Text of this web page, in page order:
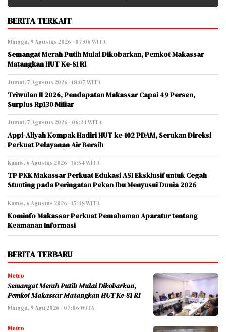
BERITA TERKAIT
Minggu, 9 Agustus 2026 - 07:06 WITA
Semangat Merah Putih Mulai Dikobarkan, Pemkot Makassar
Matangkan HUT Ke-81 RI
Jumat, 7 Agustus 2026 - 18:07 WITA
Triwulan II 2026, Pendapatan Makassar Capai 49 Persen,
Surplus Rp130 Miliar
Jumat, 7 Agustus 2026 - 06:24 WITA
Appi-Aliyah Kompak Hadiri HUT ke-102 PDAM, Serukan Direksi
Perkuat Pelayanan Air Bersih
Kamis, 6 Agustus 2026 - 16:54 WITA
TP PKK Makassar Perkuat Edukasi ASI Eksklusif untuk Cegah
Stunting pada Peringatan Pekan Ibu Menyusui Dunia 2026
Kamis, 6 Agustus 2026 - 15:48 WITA
Kominfo Makassar Perkuat Pemahaman Aparatur tentang
Keamanan Informasi
BERITA TERBARU
Metro
Semangat Merah Putih Mulai Dikobarkan,
Pemkot Makassar Matangkan HUT Ke-81 RI
Minggu, 9 Agu 2026 - 07:06 WITA
Metro